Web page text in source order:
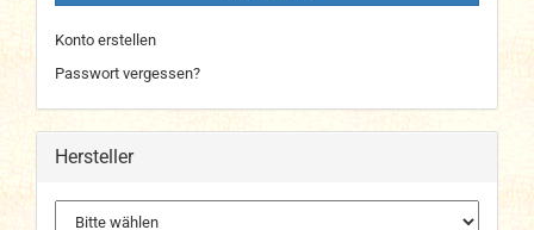
Konto erstellen
Passwort vergessen?
Hersteller